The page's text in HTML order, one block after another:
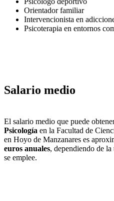
Orientador familiar
Intervencionista en
Psicoterapia en entornos
Salario medio
El salario medio que puede
Psicología en la Facultad de
en Hoyo de Manzanares es
euros anuales, dependiendo de
se emplee.